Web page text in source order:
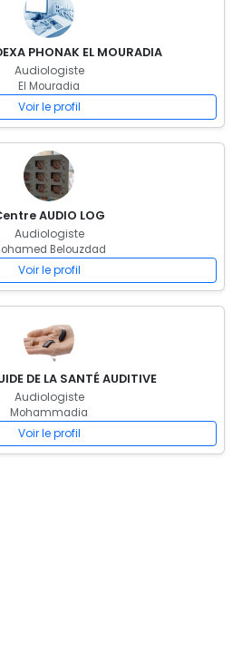
PHONAK EL MOURADIA
Audiologiste
El Mouradia
Voir le profil
AUDIO LOG
Audiologiste
Belouzdad
Voir le profil
DE LA SANTÉ AUDITIVE
Audiologiste
Mohammadia
Voir le profil